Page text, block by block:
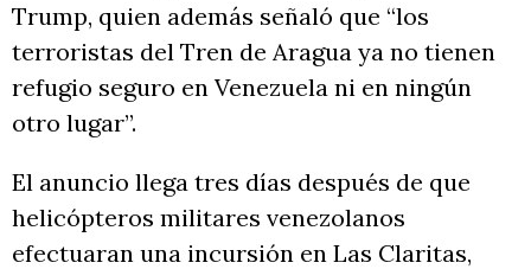
Trump, quien además señaló que “los
terroristas del Tren de Aragua ya no tienen
refugio seguro en Venezuela ni en ningún
otro lugar”.
El anuncio llega tres días después de que
helicópteros militares venezolanos
efectuaran una incursión en Las Claritas,